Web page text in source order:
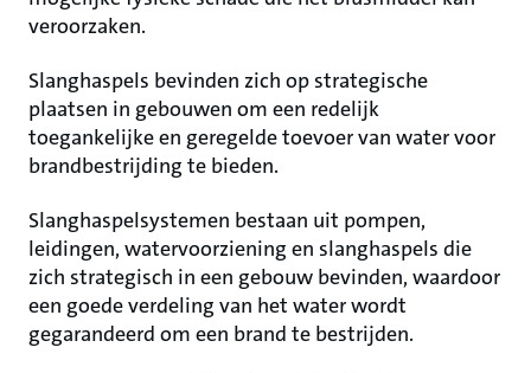
veroorzaken.
Slanghaspels bevinden zich op strategische
plaatsen in gebouwen om een redelijk
toegankelijke en geregelde toevoer van water voor
brandbestrijding te bieden.
Slanghaspelsystemen bestaan uit pompen,
leidingen, watervoorziening en slanghaspels die
zich strategisch in een gebouw bevinden, waardoor
een goede verdeling van het water wordt
gegarandeerd om een brand te bestrijden.